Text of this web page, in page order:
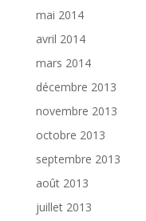
mai 2014
avril 2014
mars 2014
décembre 2013
novembre 2013
octobre 2013
septembre 2013
août 2013
juillet 2013